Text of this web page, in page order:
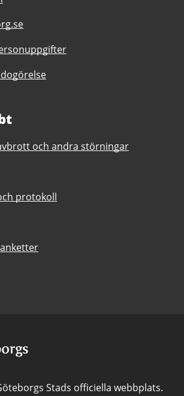
och andra störningar
protokoll
Stads officiella webbplats.